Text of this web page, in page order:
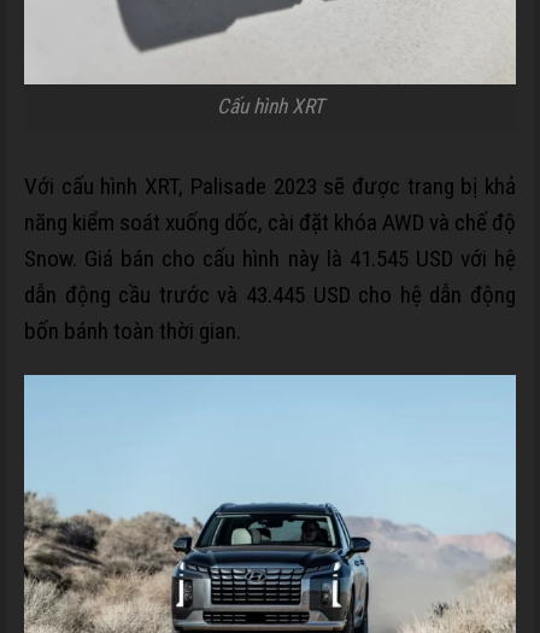
Cấu hình XRT
Với cấu hình XRT, Palisade 2023 sẽ được trang bị khả
năng kiểm soát xuống dốc, cài đặt khóa AWD và chế độ
Snow. Giá bán cho cấu hình này là 41.545 USD với hệ
dẫn động cầu trước và 43.445 USD cho hệ dẫn động
bốn bánh toàn thời gian.